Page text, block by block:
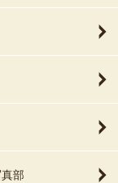
部